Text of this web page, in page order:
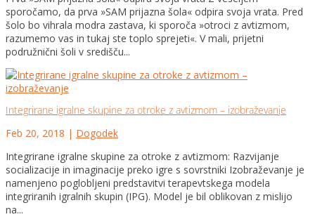
sporočamo, da prva »SAM prijazna šola« odpira svoja vrata. Pred
šolo bo vihrala modra zastava, ki sporoča »otroci z avtizmom,
razumemo vas in tukaj ste toplo sprejeti«. V mali, prijetni
podružnični šoli v središču...
Integrirane igralne skupine za otroke z avtizmom – izobraževanje
Feb 20, 2018 | Dogodek
Integrirane igralne skupine za otroke z avtizmom: Razvijanje
socializacije in imaginacije preko igre s sovrstniki Izobraževanje je
namenjeno poglobljeni predstavitvi terapevtskega modela
integriranih igralnih skupin (IPG). Model je bil oblikovan z mislijo
na...